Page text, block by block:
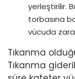
yerleştirilir.
torbasına
vücuda
Tıkanma
Tıkanma